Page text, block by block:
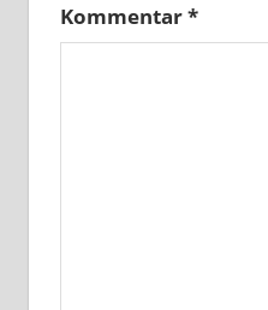
Kommentar*